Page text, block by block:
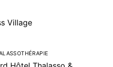
Village